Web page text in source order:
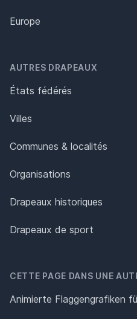
Europe
AUTRES DRAPEAUX
États fédérés
Villes
Communes & localités
Organisations
Drapeaux historiques
Drapeaux de sport
CETTE PAGE DANS UNE
Animierte Flaggengrafiken